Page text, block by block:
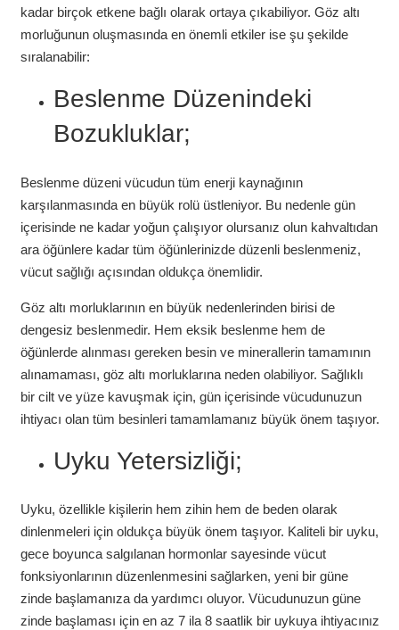
kadar birçok etkene bağlı olarak ortaya çıkabiliyor. Göz altı
morluğunun oluşmasında en önemli etkiler ise şu şekilde
sıralanabilir:
Beslenme Düzenindeki
Bozukluklar;
Beslenme düzeni vücudun tüm enerji kaynağının
karşılanmasında en büyük rolü üstleniyor. Bu nedenle gün
içerisinde ne kadar yoğun çalışıyor olursanız olun kahvaltıdan
ara öğünlere kadar tüm öğünlerinizde düzenli beslenmeniz,
vücut sağlığı açısından oldukça önemlidir.
Göz altı morluklarının en büyük nedenlerinden birisi de
dengesiz beslenmedir. Hem eksik beslenme hem de
öğünlerde alınması gereken besin ve minerallerin tamamının
alınamaması, göz altı morluklarına neden olabiliyor. Sağlıklı
bir cilt ve yüze kavuşmak için, gün içerisinde vücudunuzun
ihtiyacı olan tüm besinleri tamamlamanız büyük önem taşıyor.
Uyku Yetersizliği;
Uyku, özellikle kişilerin hem zihin hem de beden olarak
dinlenmeleri için oldukça büyük önem taşıyor. Kaliteli bir uyku,
gece boyunca salgılanan hormonlar sayesinde vücut
fonksiyonlarının düzenlenmesini sağlarken, yeni bir güne
zinde başlamanıza da yardımcı oluyor. Vücudunuzun güne
zinde başlaması için en az 7 ila 8 saatlik bir uykuya ihtiyacınız